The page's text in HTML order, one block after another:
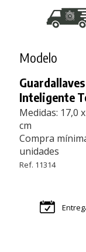
Modelo
Guardallaves
Inteligente
Medidas: 17,0
cm
Compra
unidades
Ref. 11314